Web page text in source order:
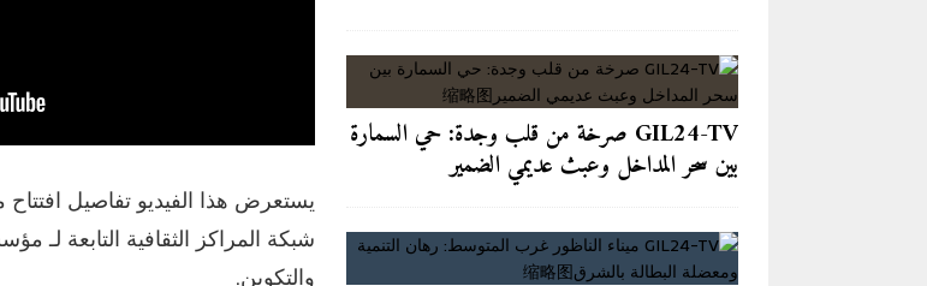
[ 2026-08-05 ]
GIL24-TV ميناء الناظور غرب المتوسط: رهان التنمية ومعضلة البطالة بالشرق
[ 2026-08-05 ]
GIL24-TV أجواء استثنائية في ليلة الاحتفاء المغربية بكورال “ولاد البلاد” ومايسترو المجموعة.
GIL24-TV
[ 2026-08-05 ]
بالشفاء العاجل للفاعل الجمعوي السيد ميمون بشاري.
في الزاوية البودشيشية الكبرى بالمغرب: شهادة أرملة الشيخ تعيد إشعال صراع
آخر الأخبار/عاجل
يستعرض هذا الفيديو تفاصيل
شبكة المراكز الثقافية التابعة لـ
والتكوين.
GIL24-TV صرخة من قلب وجدة: حي السمارة
بين سحر المداخل وعبث عديمي الضمير